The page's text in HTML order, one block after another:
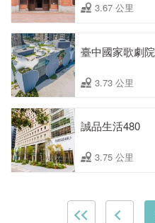
3.67 公里
臺中國家歌劇院
3.73 公里
誠品生活480
3.75 公里